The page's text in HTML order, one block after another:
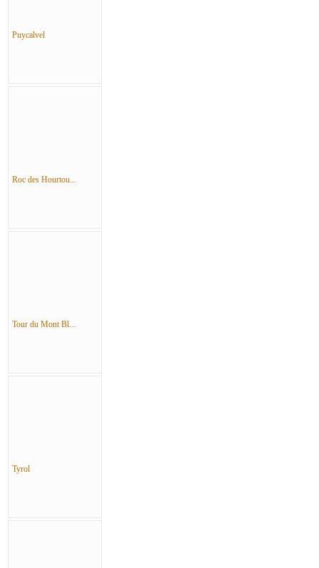
Puycalvel
Roc des Hourtou...
Tour du Mont Bl...
Tyrol